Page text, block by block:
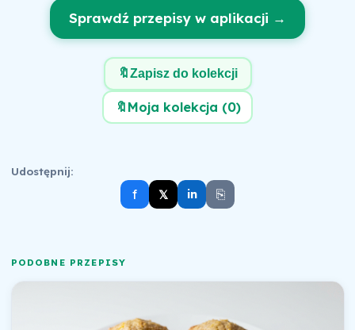
Sprawdź przepisy w aplikacji →
🔖Zapisz do kolekcji
🔖 Moja kolekcja (0)
Udostępnij:
f 𝕏 in ⎘
PODOBNE PRZEPISY